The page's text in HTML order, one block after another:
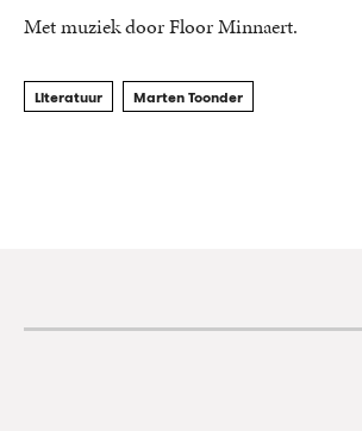
Met muziek door Floor Minnaert.
Literatuur Marten Toonder